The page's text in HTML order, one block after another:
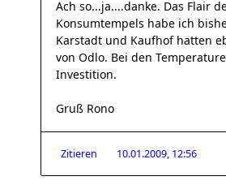
Ach so...ja....danke. Das Flair
Konsumtempels habe ich
Karstadt und Kaufhof hatten
von Odlo. Bei den
Investition.
Gruß Rono
Zitieren 10.01.2009, 12:56